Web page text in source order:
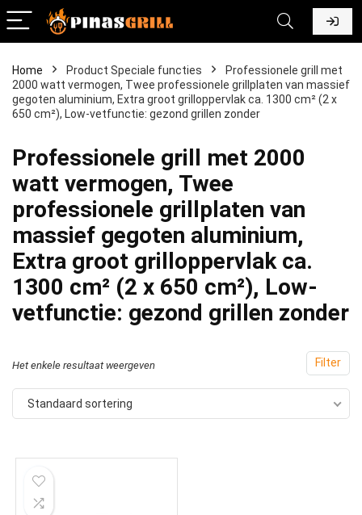
Home Product Speciale functies
‎Professionele grill met
2000 watt vermogen, Twee professionele grillplaten van massief
gegoten aluminium, Extra groot grilloppervlak ca. 1300 cm² (2 x
650 cm²), Low-vetfunctie: gezond grillen zonder
‎Professionele grill met 2000
watt vermogen, Twee
professionele grillplaten van
massief gegoten aluminium,
Extra groot grilloppervlak ca.
1300 cm² (2 x 650 cm²), Low-
vetfunctie: gezond grillen zonder
Filter
Het enkele resultaat weergeven
Standaard sortering